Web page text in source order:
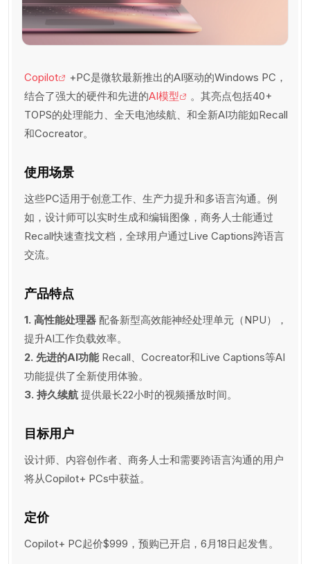
Copilot
+PC是微软最新推出的AI驱动的Windows PC，
结合了强大的硬件和先进的AI模型
。其亮点包括40+
TOPS的处理能力、全天电池续航、和全新AI功能如Recall
和Cocreator。
使用场景
这些PC适用于创意工作、生产力提升和多语言沟通。例
如，设计师可以实时生成和编辑图像，商务人士能通过
Recall快速查找文档，全球用户通过Live Captions跨语言
交流。
产品特点
1. 高性能处理器 配备新型高效能神经处理单元（NPU），
提升AI工作负载效率。
2. 先进的AI功能Recall、Cocreator和Live Captions等AI
功能提供了全新使用体验。
3. 持久续航 提供最长22小时的视频播放时间。
目标用户
设计师、内容创作者、商务人士和需要跨语言沟通的用户
将从Copilot+ PCs中获益。
定价
Copilot+ PC起价$999，预购已开启，6月18日起发售。